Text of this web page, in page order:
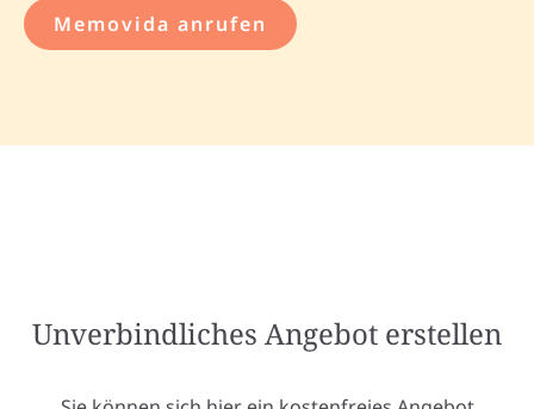
Memovida anrufen
Unverbindliches Angebot erstellen